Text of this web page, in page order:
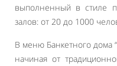
выполненный в стиле
залов: от 20 до 1000
В меню Банкетного дома
начиная от